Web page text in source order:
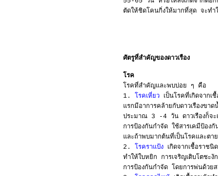
ตัดให้ชิดโคนกิ่งให้มากที่สุด จะท
ศัตรูที่สำคัญของดาวเรือง
โรค
โรคที่สำคัญและพบบ่อย ๆ คือ
1.
โรคเหี่ยว เป็นโรคที่เกิดจาก
แรกมีอาการคล้ายกับดาวเรืองขา
ประมาณ 3 -4 วัน ดาวเรืองก็จะ
การป้องกันกำจัด ใช้สารเคมีป้อง
และถ้าพบมากต้นที่เป็นโรคและตา
2.
โรคราแป้ง เกิดจากเชื้อราช
ทำให้ใบหยิก การเจริญเติบโตชะ
การป้องกันกำจัด โดยการพ่นด้ว